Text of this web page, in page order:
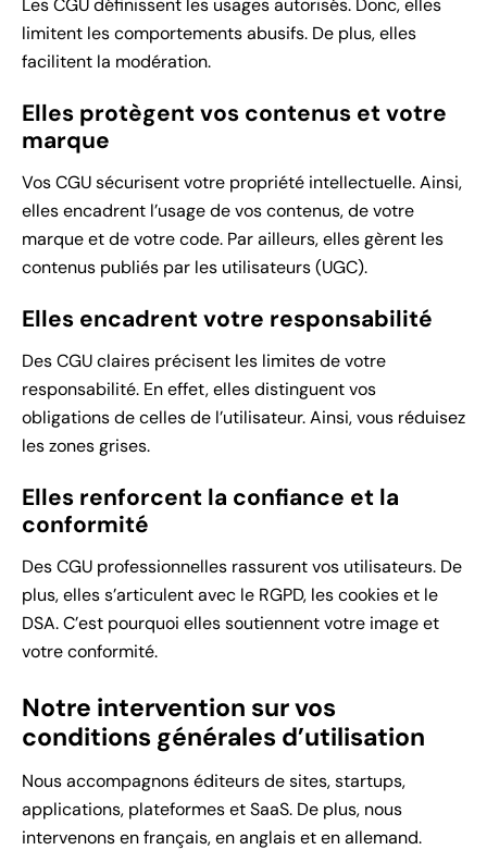
Les CGU définissent les usages autorisés. Donc, elles
limitent les comportements abusifs. De plus, elles
facilitent la modération.
Elles protègent vos contenus et votre
marque
Vos CGU sécurisent votre propriété intellectuelle. Ainsi,
elles encadrent l’usage de vos contenus, de votre
marque et de votre code. Par ailleurs, elles gèrent les
contenus publiés par les utilisateurs (UGC).
Elles encadrent votre responsabilité
Des CGU claires précisent les limites de votre
responsabilité. En effet, elles distinguent vos
obligations de celles de l’utilisateur. Ainsi, vous réduisez
les zones grises.
Elles renforcent la confiance et la
conformité
Des CGU professionnelles rassurent vos utilisateurs. De
plus, elles s’articulent avec le RGPD, les cookies et le
DSA. C’est pourquoi elles soutiennent votre image et
votre conformité.
Notre intervention sur vos
conditions générales d’utilisation
Nous accompagnons éditeurs de sites, startups,
applications, plateformes et SaaS. De plus, nous
intervenons en français, en anglais et en allemand.